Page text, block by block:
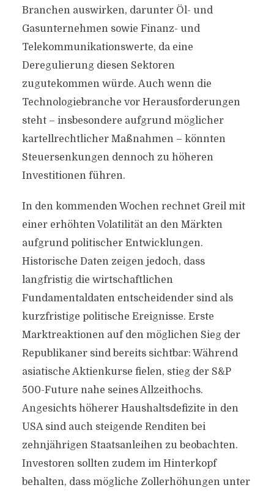
Branchen auswirken, darunter Öl- und
Gasunternehmen sowie Finanz- und
Telekommunikationswerte, da eine
Deregulierung diesen Sektoren
zugutekommen würde. Auch wenn die
Technologiebranche vor Herausforderungen
steht – insbesondere aufgrund möglicher
kartellrechtlicher Maßnahmen – könnten
Steuersenkungen dennoch zu höheren
Investitionen führen.
In den kommenden Wochen rechnet Greil mit
einer erhöhten Volatilität an den Märkten
aufgrund politischer Entwicklungen.
Historische Daten zeigen jedoch, dass
langfristig die wirtschaftlichen
Fundamentaldaten entscheidender sind als
kurzfristige politische Ereignisse. Erste
Marktreaktionen auf den möglichen Sieg der
Republikaner sind bereits sichtbar: Während
asiatische Aktienkurse fielen, stieg der S&P
500-Future nahe seines Allzeithochs.
Angesichts höherer Haushaltsdefizite in den
USA sind auch steigende Renditen bei
zehnjährigen Staatsanleihen zu beobachten.
Investoren sollten zudem im Hinterkopf
behalten, dass mögliche Zollerhöhungen unter